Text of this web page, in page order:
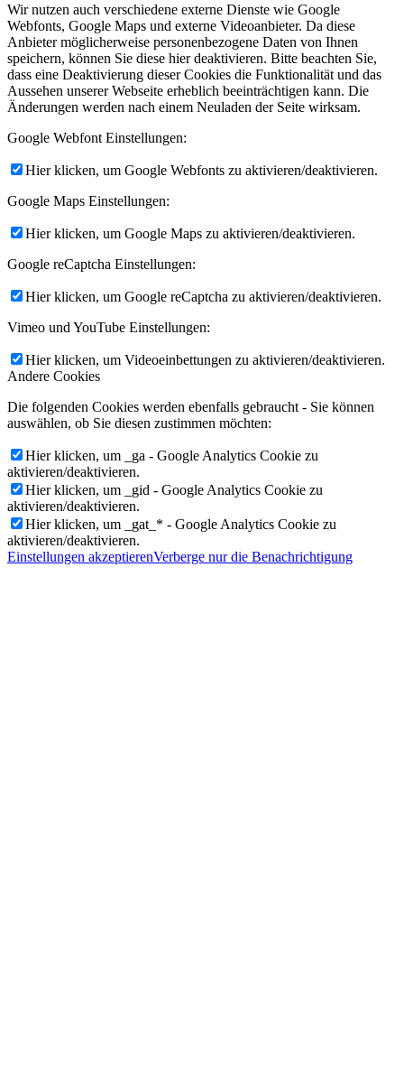
Wir nutzen auch verschiedene externe Dienste wie Google
Webfonts, Google Maps und externe Videoanbieter. Da diese
Anbieter möglicherweise personenbezogene Daten von Ihnen
speichern, können Sie diese hier deaktivieren. Bitte beachten Sie,
dass eine Deaktivierung dieser Cookies die Funktionalität und das
Aussehen unserer Webseite erheblich beeinträchtigen kann. Die
Änderungen werden nach einem Neuladen der Seite wirksam.
Google Webfont Einstellungen:
Hier klicken, um Google Webfonts zu aktivieren/deaktivieren.
Google Maps Einstellungen:
Hier klicken, um Google Maps zu aktivieren/deaktivieren.
Google reCaptcha Einstellungen:
Hier klicken, um Google reCaptcha zu aktivieren/deaktivieren.
Vimeo und YouTube Einstellungen:
Hier klicken, um Videoeinbettungen zu aktivieren/deaktivieren.
Andere Cookies
Die folgenden Cookies werden ebenfalls gebraucht - Sie können
auswählen, ob Sie diesen zustimmen möchten:
Hier klicken, um _ga - Google Analytics Cookie zu
aktivieren/deaktivieren.
Hier klicken, um _gid - Google Analytics Cookie zu
aktivieren/deaktivieren.
Hier klicken, um _gat_* - Google Analytics Cookie zu
aktivieren/deaktivieren.
Einstellungen akzeptierenVerberge nur die Benachrichtigung